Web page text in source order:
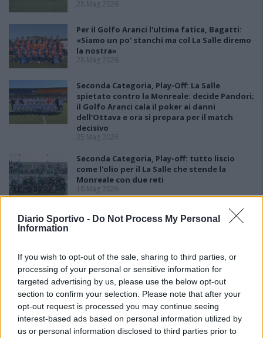
Diario Sportivo - Do Not Process My Personal
Information
If you wish to opt-out of the sale, sharing to third parties, or
processing of your personal or sensitive information for
targeted advertising by us, please use the below opt-out
section to confirm your selection. Please note that after your
opt-out request is processed you may continue seeing
interest-based ads based on personal information utilized by
us or personal information disclosed to third parties prior to
28 Mag 2026
Per il Golfo Aranci l'ultima fatica, Bagatti:
«Siamo un po' stanchi ma col La Salle diremo
la nostra»
28 Mag 2026
Seconda Categoria, Play-Off: La Salle
spietato contro la Monreale: decide Pandori;
il Golfo Aranci cala il poker ai danni
dell'Ottava e ora si prepara per il match
decisivo
25 Mag 2026
Seconda Categoria, Play-off: tutto liscio
come l'olio per il La Salle che stende la
Monreale con due reti
18 Mag 2026
Seconda Categoria, Play-Out: colpo grosso
del La Pineta che batte la Johannes e